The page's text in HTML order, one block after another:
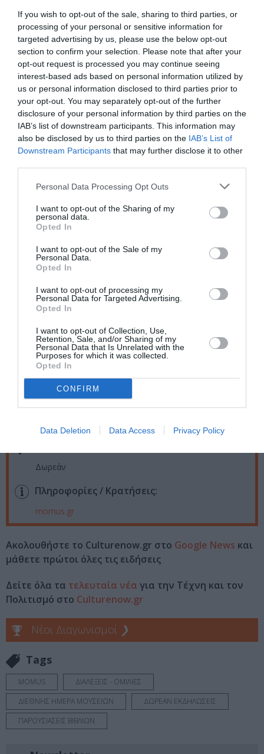
If you wish to opt-out of the sale, sharing to third parties, or
processing of your personal or sensitive information for
targeted advertising by us, please use the below opt-out
section to confirm your selection. Please note that after your
opt-out request is processed you may continue seeing
interest-based ads based on personal information utilized by
us or personal information disclosed to third parties prior to
your opt-out. You may separately opt-out of the further
disclosure of your personal information by third parties on the
IAB’s list of downstream participants. This information may
also be disclosed by us to third parties on the IAB’s List of
Downstream Participants that may further disclose it to other
Personal Data Processing Opt Outs
I want to opt-out of the Sharing of my
personal data.
Opted In
I want to opt-out of the Sale of my
Personal Data.
Opted In
I want to opt-out of processing my
Personal Data for Targeted Advertising.
Opted In
I want to opt-out of Collection, Use,
Retention, Sale, and/or Sharing of my
Personal Data that Is Unrelated with the
Purposes for which it was collected.
Opted In
CONFIRM
Data Deletion Data Access Privacy Policy
Στην εκδοτική της δραστηριότητα περιλαμβάνονται
δύο μονογραφίες: Τέχνη και ψυχροπολεμική
διπλωματία. Διεθνείς εικαστικές εκθέσεις στην Αθήνα,
1950-1967, Θεσσαλονίκη, University Studio Press, 2019
και Ελληνική μεταπολεμική τέχνη. Εικαστικές
παρεμβάσεις στο χώρο, Θεσσαλονίκη, University Studio
Press, 2000. Επίσης, επιμελήθηκε συλλογικούς
επιστημονικούς τόμους για την ιστορία και τη θεωρία
της τέχνης. Δημοσιεύει εκτενώς, στα ελληνικά και σε
άλλες γλώσσες, σε συλλογικούς τόμους και
Τα ερευνητικά της ενδιαφέροντα επικεντρώνονται
στην ιστορία της μοντέρνας και σύγχρονης
ευρωπαϊκής τέχνης, τη σχέση τέχνης και εθνικής
ταυτότητας, την ιστορία των εκθέσεων και την ιστορία
της ιστορίας της τέχνης.
Ταυτότητα Εκδήλωσης
Ημερομηνία:
20/05/2021
19:00
Τοποθεσία:
Δωρεάν
Πληροφορίες / Κρατήσεις:
momus.gr
Ακολουθήστε το Culturenow.gr στο Google News και
μάθετε πρώτοι όλες τις ειδήσεις
Δείτε όλα τα τελευταία νέα για την Τέχνη και τον
Πολιτισμό στο Culturenow.gr
Νέοι Διαγωνισμοί ❯
Tags
MOMUS
ΔΙΑΛΕΞΕΙΣ - ΟΜΙΛΙΕΣ
ΔΙΕΘΝΗΣ ΗΜΕΡΑ ΜΟΥΣΕΙΩΝ
ΔΩΡΕΑΝ ΕΚΔΗΛΩΣΕΙΣ
ΠΑΡΟΥΣΙΑΣΕΙΣ ΒΙΒΛΙΩΝ